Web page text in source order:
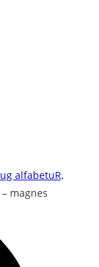
alfabetuR,
magnes